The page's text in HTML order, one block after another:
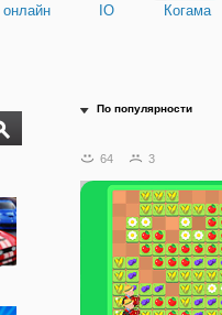
онлайн IO Когама
По популярности
64 3